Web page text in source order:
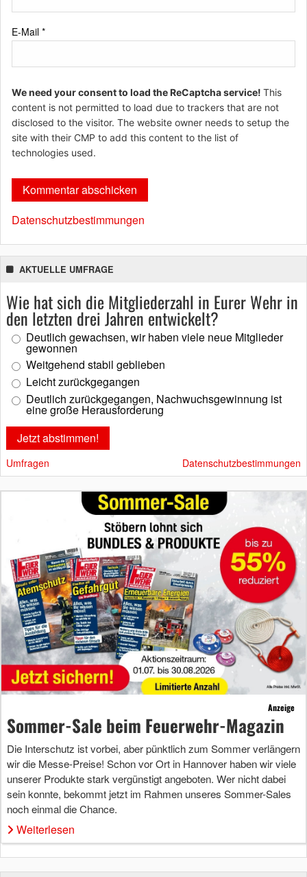
E-Mail *
We need your consent to load the ReCaptcha service! This
content is not permitted to load due to trackers that are not
disclosed to the visitor. The website owner needs to setup the
site with their CMP to add this content to the list of
technologies used.
Datenschutzbestimmungen
AKTUELLE UMFRAGE
Wie hat sich die Mitgliederzahl in Eurer Wehr in
den letzten drei Jahren entwickelt?
Deutlich gewachsen, wir haben viele neue Mitglieder
gewonnen
Weitgehend stabil geblieben
Leicht zurückgegangen
Deutlich zurückgegangen, Nachwuchsgewinnung ist
eine große Herausforderung
Umfragen Datenschutzbestimmungen
Anzeige
Sommer-Sale beim Feuerwehr-Magazin
Die Interschutz ist vorbei, aber pünktlich zum Sommer verlängern
wir die Messe-Preise! Schon vor Ort in Hannover haben wir viele
unserer Produkte stark vergünstigt angeboten. Wer nicht dabei
sein konnte, bekommt jetzt im Rahmen unseres Sommer-Sales
noch einmal die Chance.
Weiterlesen